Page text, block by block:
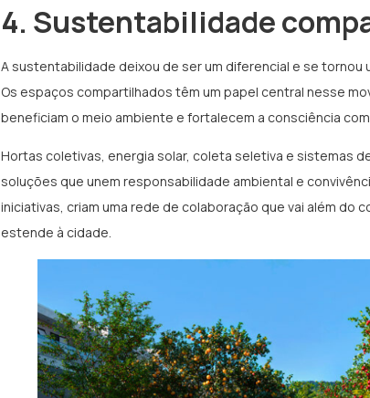
4. Sustentabilidade
A sustentabilidade deixou de ser um diferencial e se tornou
Os espaços compartilhados têm um papel central nesse
beneficiam o meio ambiente e fortalecem a consciência
Hortas coletivas, energia solar, coleta seletiva e sistemas
soluções que unem responsabilidade ambiental e
iniciativas, criam uma rede de colaboração que vai além do
estende à cidade.